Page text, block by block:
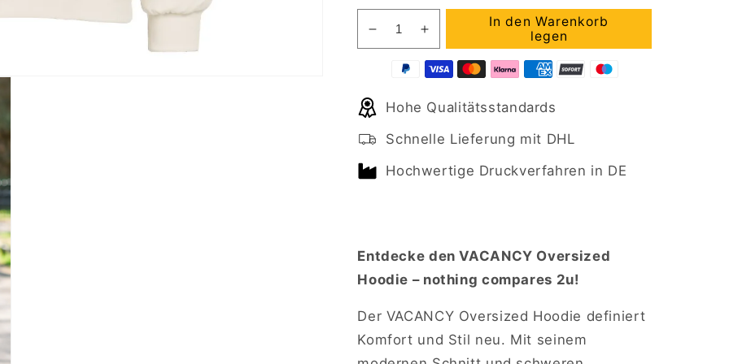
Verringere
die
Menge
VACANCY
Hoodie
NOTHING
COMPARES
Erhöhe
die
Menge
VACANCY
Hoodie
NOTHING
COMPARES
In den Warenkorb
legen
Hohe Qualitätsstandards
Schnelle Lieferung mit DHL
Hochwertige Druckverfahren in DE
Entdecke den VACANCY Oversized
Hoodie – nothing compares 2u!
Der VACANCY Oversized Hoodie definiert
Komfort und Stil neu. Mit seinem